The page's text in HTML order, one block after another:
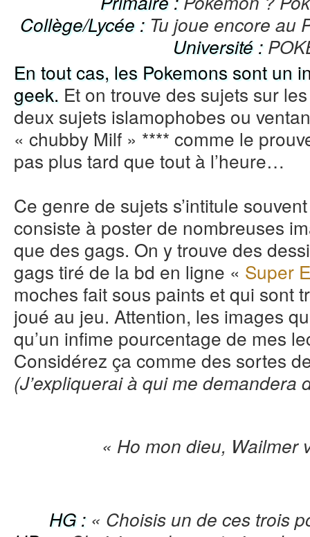
Collège/Lycée :Tu joue encore au
Université :
En tout cas, les Pokemons sont un
geek. Et on trouve des sujets sur
deux sujets islamophobes ou
« chubby Milf » **** comme le
pas plus tard que tout à l’heure…
Ce genre de sujets s’intitule
consiste à poster de nombreuses
que des gags. On y trouve des
gags tiré de la bd en ligne « Super
moches fait sous paints et qui sont
joué au jeu. Attention, les images
qu’un infime pourcentage de mes
Considérez ça comme des sortes
(J’expliquerai à qui me demandera
« Ho mon dieu, Wailmer
HG : « Choisis un de ces trois